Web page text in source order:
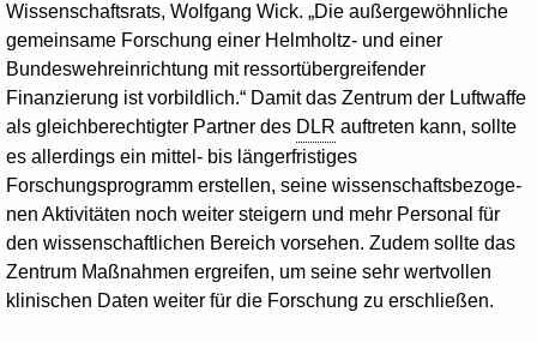
Wissenschaftsrats, Wolfgang Wick. „Die außergewöhnliche
gemeinsame Forschung einer Helmholtz- und einer
Bundeswehreinrichtung mit ressortübergreifender
Finanzierung ist vorbildlich.“ Damit das Zentrum der Luftwaffe
als gleichberechtigter Partner des DLR auftreten kann, sollte
es allerdings ein mittel- bis längerfristiges
Forschungsprogramm erstellen, seine wissenschaftsbezoge­
nen Aktivitäten noch weiter steigern und mehr Personal für
den wissenschaftlichen Bereich vorsehen. Zudem sollte das
Zentrum Maßnahmen ergreifen, um seine sehr wertvollen
klinischen Daten weiter für die Forschung zu erschließen.